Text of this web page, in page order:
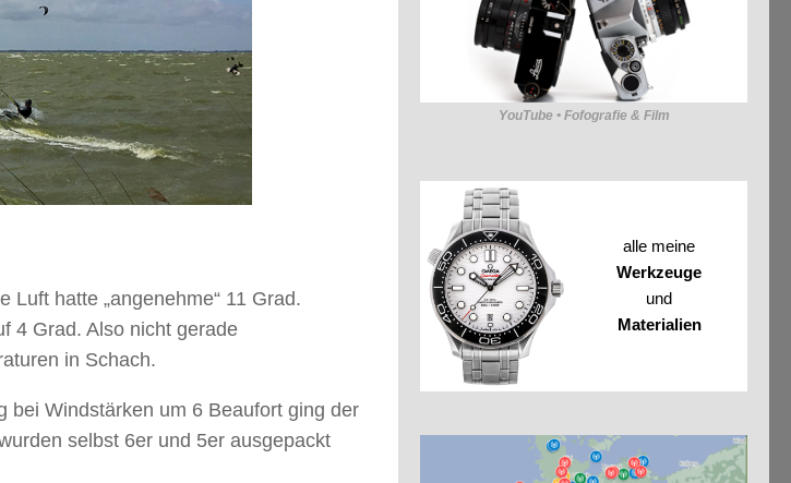
hatte „angenehme“ 11 Grad.
4 Grad. Also nicht gerade
in Schach.
bei Windstärken um 6 Beaufort ging der
selbst 6er und 5er ausgepackt
YouTube • Fofografie & Film
alle meine
Werkzeuge
und
Materialien